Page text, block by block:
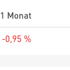
1 Monat
-0,95 %